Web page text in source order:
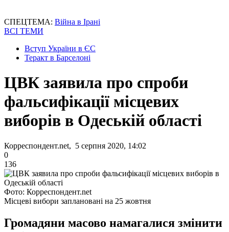
СПЕЦТЕМА: Війна в Ірані
ВСІ ТЕМИ
Вступ України в ЄС
Теракт в Барселоні
ЦВК заявила про спроби
фальсифікації місцевих
виборів в Одеській області
Корреспондент.net, 5 серпня 2020, 14:02
0
136
Фото: Корреспондент.net
Місцеві вибори заплановані на 25 жовтня
Громадяни масово намагалися змінити